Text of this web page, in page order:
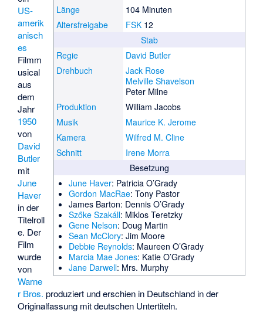
Länge
104 Minuten
Altersfreigabe
FSK12
Stab
Regie
David Butler
Drehbuch
Jack Rose
Melville Shavelson
Peter Milne
Produktion
William Jacobs
Musik
Maurice K. Jerome
Kamera
Wilfred M. Cline
Schnitt
Irene Morra
Besetzung
June Haver: Patricia O’Grady
Gordon MacRae: Tony Pastor
James Barton: Dennis O’Grady
Szőke Szakáll: Miklos Teretzky
Gene Nelson: Doug Martin
Sean McClory: Jim Moore
Debbie Reynolds: Maureen O’Grady
Marcia Mae Jones: Katie O’Grady
Jane Darwell: Mrs. Murphy
US-
amerik
anisch
es
Filmm
usical
aus
dem
Jahr
1950
von
David
Butler
mit
June
Haver
in der
Titelroll
e. Der
Film
wurde
von
Warne
r Bros. produziert und erschien in Deutschland in der
Originalfassung mit deutschen Untertiteln.